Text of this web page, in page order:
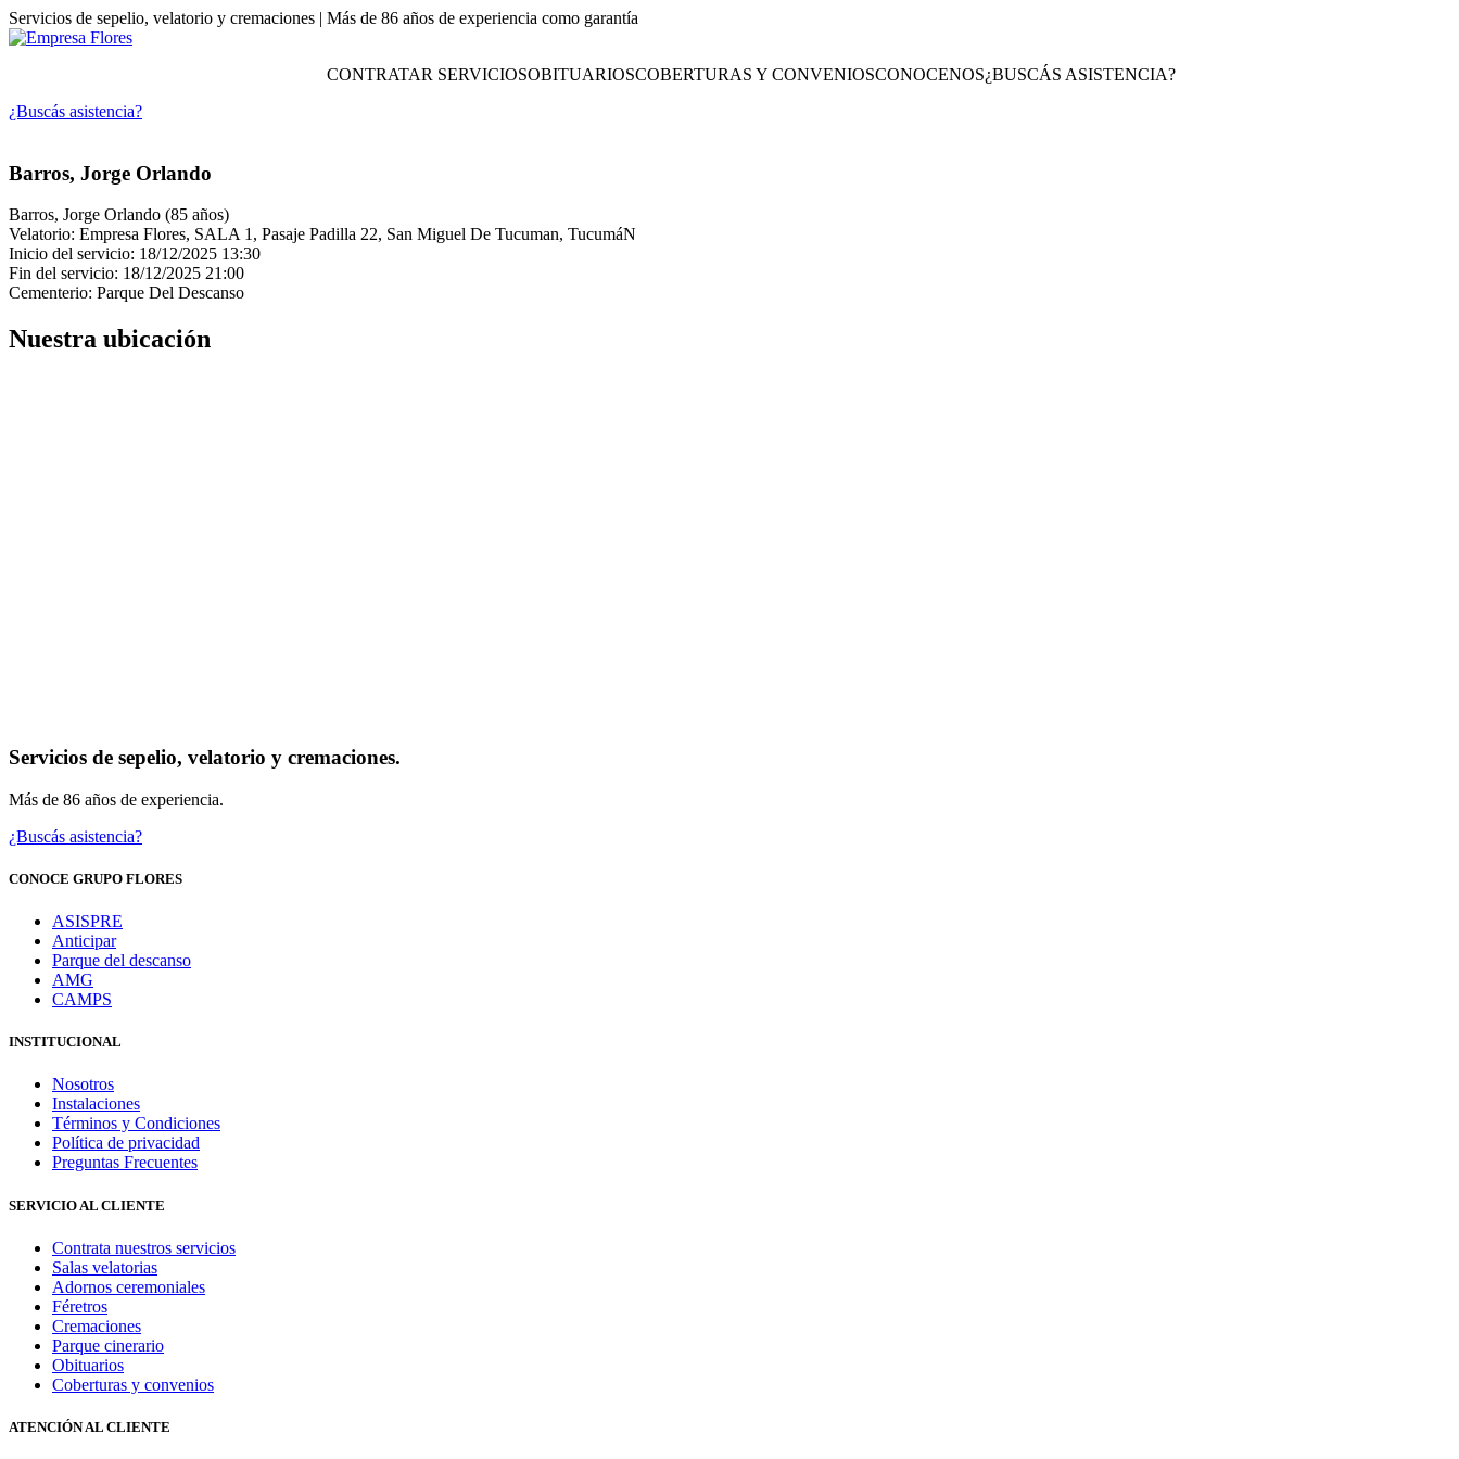
Servicios de sepelio, velatorio y cremaciones | Más de 86 años de experiencia como garantía
CONTRATAR SERVICIOSOBITUARIOSCOBERTURAS Y CONVENIOSCONOCENOS¿BUSCÁS ASISTENCIA?
¿Buscás asistencia?
Barros, Jorge Orlando
Barros, Jorge Orlando (85 años)
Velatorio: Empresa Flores, SALA 1, Pasaje Padilla 22, San Miguel De Tucuman, TucumáN
Inicio del servicio: 18/12/2025 13:30
Fin del servicio: 18/12/2025 21:00
Cementerio: Parque Del Descanso
Nuestra ubicación
Servicios de sepelio, velatorio y cremaciones.
Más de 86 años de experiencia.
¿Buscás asistencia?
CONOCE GRUPO FLORES
ASISPRE
Anticipar
Parque del descanso
AMG
CAMPS
INSTITUCIONAL
Nosotros
Instalaciones
Términos y Condiciones
Política de privacidad
Preguntas Frecuentes
SERVICIO AL CLIENTE
Contrata nuestros servicios
Salas velatorias
Adornos ceremoniales
Féretros
Cremaciones
Parque cinerario
Obituarios
Coberturas y convenios
ATENCIÓN AL CLIENTE